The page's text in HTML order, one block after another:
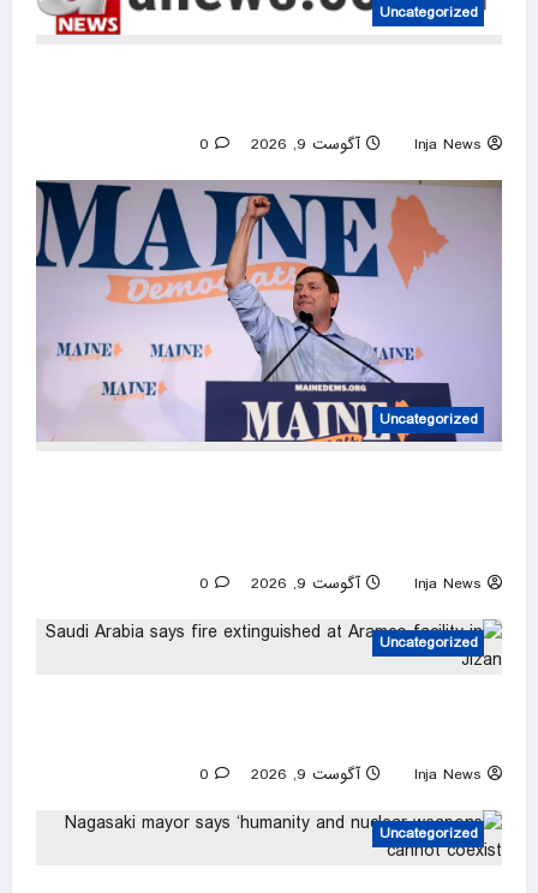
Uncategorized
Inja News آگوست 9, 2026 0
Uncategorized
Inja News آگوست 9, 2026 0
Uncategorized
Inja News آگوست 9, 2026 0
Uncategorized